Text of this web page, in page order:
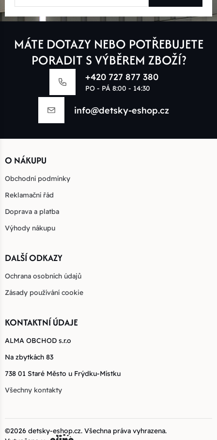
MÁTE DOTAZY NEBO POTŘEBUJETE
PORADIT S VÝBĚREM ZBOŽÍ?
+420 727 877 380
PO - PÁ 8:00 - 14:30
info@detsky-eshop.cz
O NÁKUPU
Obchodní podmínky
Reklamační řád
Doprava a platba
Výhody nákupu
DALŠÍ ODKAZY
Ochrana osobních údajů
Zásady používání cookie
KONTAKTNÍ ÚDAJE
ALMA OBCHOD s.r.o
Na zbytkách 83
738 01 Staré Město u Frýdku-Místku
Všechny kontakty
©2026 detsky-eshop.cz. Všechna práva vyhrazena.